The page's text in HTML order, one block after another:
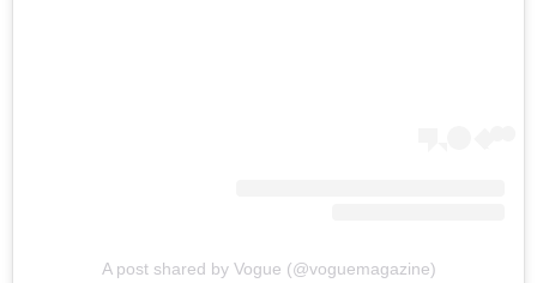
A post shared by Vogue (@voguemagazine)